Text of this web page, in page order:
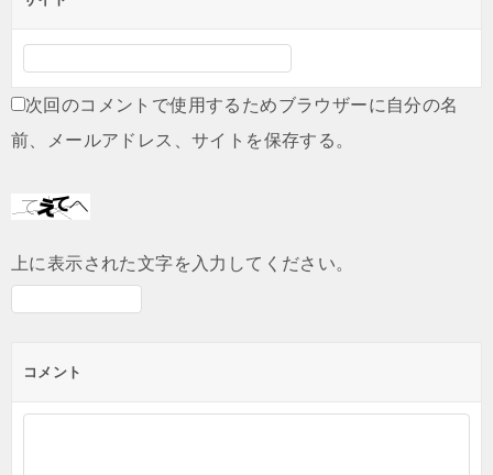
次回のコメントで使用するためブラウザーに自分の名
前、メールアドレス、サイトを保存する。
上に表示された文字を入力してください。
コメント